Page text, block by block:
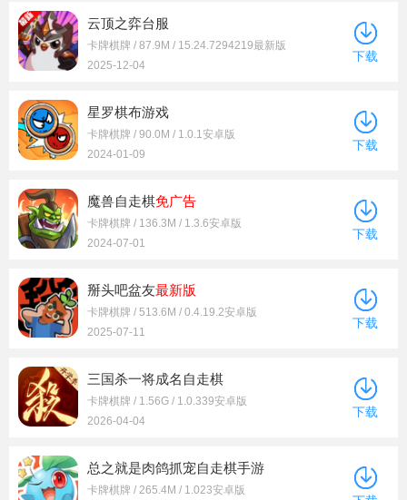
云顶之弈台服
卡牌棋牌 / 87.9M / 15.24.7294219最新版
2025-12-04
下载
星罗棋布游戏
卡牌棋牌 / 90.0M / 1.0.1安卓版
2024-01-09
下载
魔兽自走棋免广告
卡牌棋牌 / 136.3M / 1.3.6安卓版
2024-07-01
下载
掰头吧盆友最新版
卡牌棋牌 / 513.6M / 0.4.19.2安卓版
2025-07-11
下载
三国杀一将成名自走棋
卡牌棋牌 / 1.56G / 1.0.339安卓版
2026-04-04
下载
总之就是肉鸽抓宠自走棋手游
卡牌棋牌 / 265.4M / 1.023安卓版